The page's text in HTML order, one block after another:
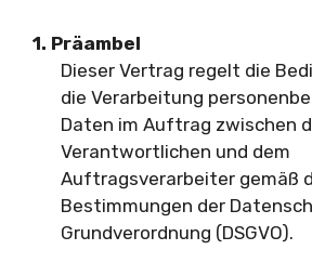
1. Präambel
Dieser Vertrag regelt die
die Verarbeitung
Daten im Auftrag zwischen
Verantwortlichen und dem
Auftragsverarbeiter gemäß
Bestimmungen der
Grundverordnung (DSGVO).